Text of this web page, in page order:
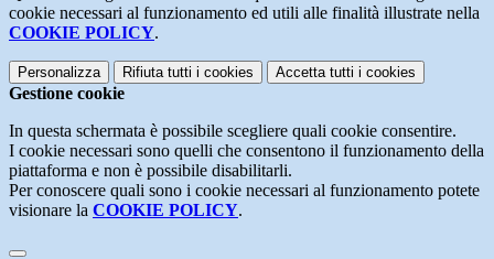
cookie necessari al funzionamento ed utili alle finalità illustrate nella
COOKIE POLICY.
Personalizza Rifiuta tutti i cookies Accetta tutti i cookies
Gestione cookie
In questa schermata è possibile scegliere quali cookie consentire.
I cookie necessari sono quelli che consentono il funzionamento della
piattaforma e non è possibile disabilitarli.
Per conoscere quali sono i cookie necessari al funzionamento potete
visionare la COOKIE POLICY.